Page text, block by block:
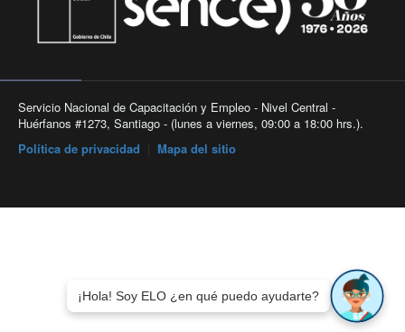
Servicio Nacional de Capacitación y Empleo - Nivel Central -
Huérfanos #1273, Santiago - (lunes a viernes, 09:00 a 18:00 hrs.).
Política de privacidad
Mapa del sitio
¡Hola! Soy ELO ¿en qué puedo ayudarte?